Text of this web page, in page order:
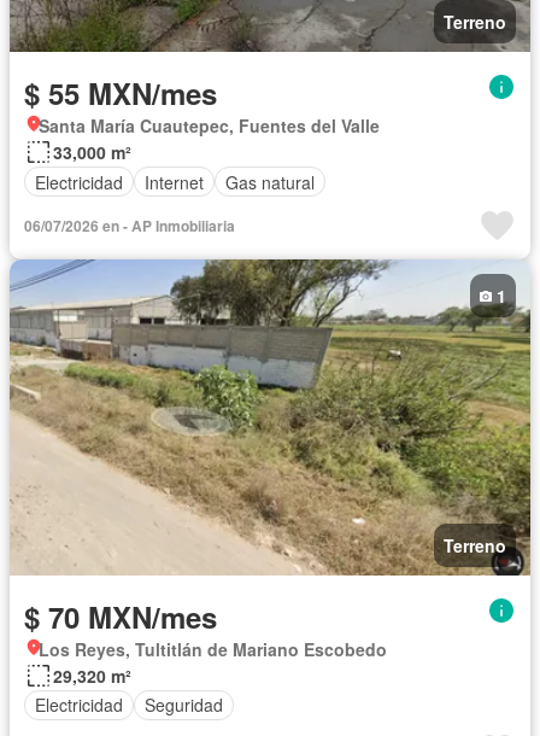
Terreno
$ 55 MXN/mes
Santa María Cuautepec, Fuentes del Valle
33,000 m²
Electricidad
Internet Gas natural
06/07/2026 en - AP Inmobiliaria
Terreno
1
$ 70 MXN/mes
Los Reyes, Tultitlán de Mariano Escobedo
29,320 m²
Electricidad
Seguridad